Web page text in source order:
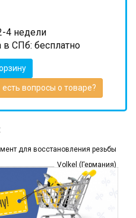
4 недели
СПб: бесплатно
есть вопросы о товаре?
для восстановления резьбы
Volkel (Германия)